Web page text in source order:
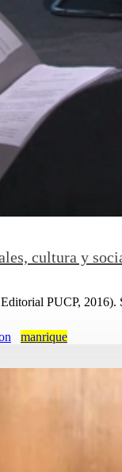
cultura y
PUCP, 2016).
manrique